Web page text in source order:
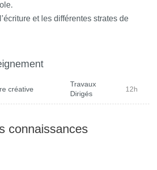
et les différentes strates de
créative
Travaux
Dirigés
12h
connaissances